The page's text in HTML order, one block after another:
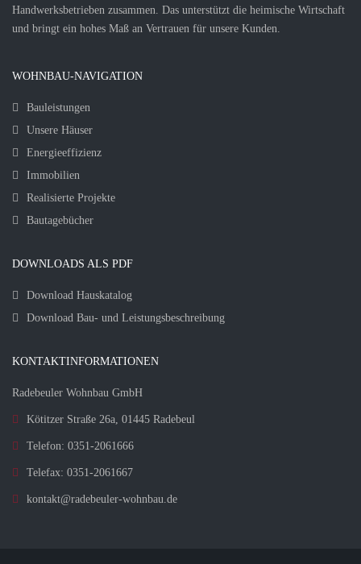
Handwerksbetrieben zusammen. Das unterstützt die heimische Wirtschaft
und bringt ein hohes Maß an Vertrauen für unsere Kunden.
WOHNBAU-NAVIGATION
Bauleistungen
Unsere Häuser
Energieeffizienz
Immobilien
Realisierte Projekte
Bautagebücher
DOWNLOADS ALS PDF
Download Hauskatalog
Download Bau- und Leistungsbeschreibung
KONTAKTINFORMATIONEN
Radebeuler Wohnbau GmbH
Kötitzer Straße 26a, 01445 Radebeul
Telefon: 0351-2061666
Telefax: 0351-2061667
kontakt@radebeuler-wohnbau.de